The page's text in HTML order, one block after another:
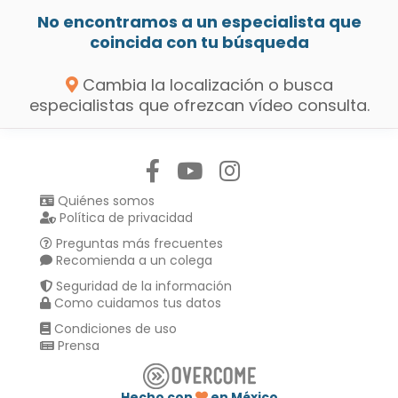
No encontramos a un especialista que
coincida con tu búsqueda
Cambia la localización o busca
especialistas que ofrezcan vídeo consulta.
Quiénes somos
Política de privacidad
Preguntas más frecuentes
Recomienda a un colega
Seguridad de la información
Como cuidamos tus datos
Condiciones de uso
Prensa